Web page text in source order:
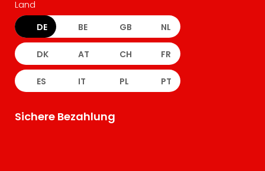
Land
DE BE GB NL
DK AT CH FR
ES IT PL PT
Sichere Bezahlung